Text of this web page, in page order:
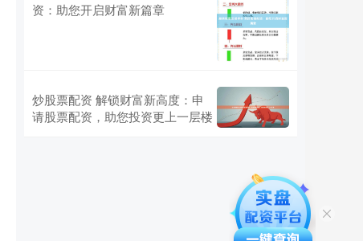
资：助您开启财富新篇章
炒股票配资 解锁财富新高度：申
请股票配资，助您投资更上一层楼